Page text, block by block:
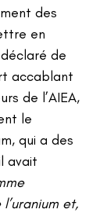
des
en
de
accablant
de l’AIEA,
le
qui a des
avait
et,